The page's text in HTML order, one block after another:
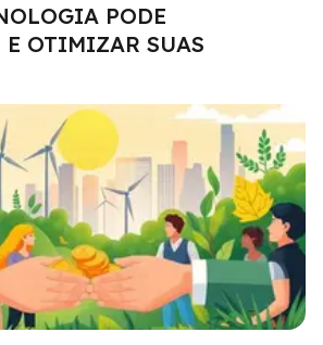
PODE
OTIMIZAR SUAS